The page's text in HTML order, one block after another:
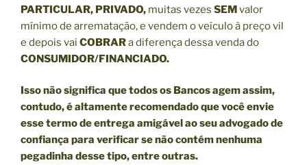
PARTICULAR, PRIVADO, muitas vezes SEMvalor
mínimo de arrematação, e vendem o veículo à preço vil
e depois vai COBRARa diferença dessa venda do
CONSUMIDOR/FINANCIADO.
Isso não significa que todos os Bancos agem assim,
contudo, é altamente recomendado que você envie
esse termo de entrega amigável ao seu advogado de
confiança para verificar se não contém nenhuma
pegadinha desse tipo, entre outras.